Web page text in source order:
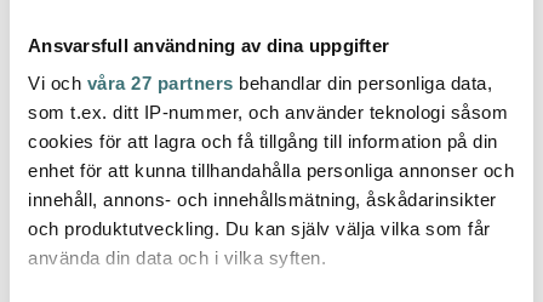
Ansvarsfull användning av dina uppgifter
Vi och våra 27 partners behandlar din personliga data,
som t.ex. ditt IP-nummer, och använder teknologi såsom
cookies för att lagra och få tillgång till information på din
enhet för att kunna tillhandahålla personliga annonser och
innehåll, annons- och innehållsmätning, åskådarinsikter
och produktutveckling. Du kan själv välja vilka som får
använda din data och i vilka syften.
Zone Denmark
Ume tvålpump 250 ml
soft grey
599 kr
Zone Denmark
Diskset med Disktrasa
Mud
599 kr